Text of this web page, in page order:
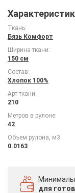
Ткань:
Бязь Комфорт
Ширина ткани:
150 см
Состав:
Хлопок 100%
Арт ткани:
210
Метров в рулоне:
42
Объем рулона, м3:
0.0163
для